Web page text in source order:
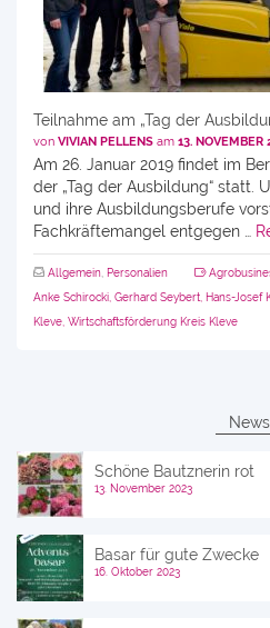
Teilnahme am „Tag der
von VIVIAN PELLENS am 13. NOVEMBER
Am 26. Januar 2019 findet im
der „Tag der Ausbildung“ statt.
und ihre Ausbildungsberufe
Fachkräftemangel entgegen …
Allgemein Personalien
Anke Schirocki Gerhard Seybert Hans-Josef
Kleve Wirtschaftsförderung Kreis Kleve
News
Schöne Bautznerin rot
13. November 2023
Basar für gute Zwecke
16. Oktober 2023